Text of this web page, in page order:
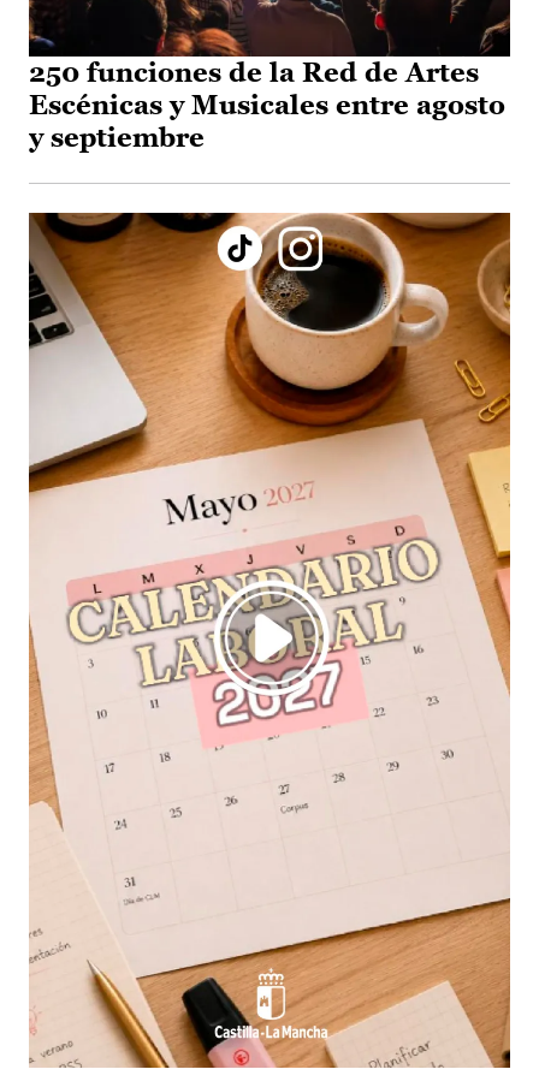
250 funciones de la Red de Artes
Escénicas y Musicales entre agosto
y septiembre